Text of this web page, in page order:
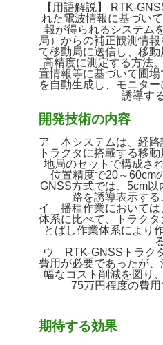
【用語解説】 RTK-
れた電波情報に基づい
報が得られるシステム
局）からの補正観測情
て移動局に送信し、移
高精度に測定する方法
置情報等に基づいて圃
を自動生成し、モニタ
誘導す
開発技術の内容
ア 本システムは、経路
トラクタに搭載する移
地局のセットで構成さ
位置精度で20～60cm
GNSS方式では、5cm以
路を誘導表示する
イ 播種作業においては
体系に比べて、トラク
とばし作業体系により
ウ RTK-GNSSトラク
費用が必要であったが
幅なコスト削減を図り
75万円程度の費用
期待する効果